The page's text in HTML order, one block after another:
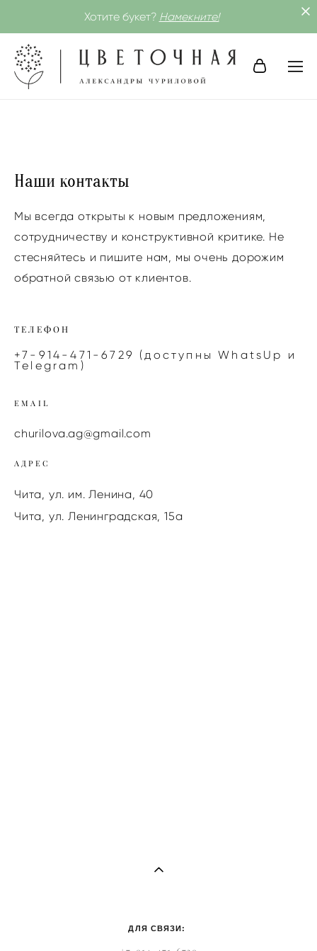
Хотите букет? Намекните!
Наши контакты
Мы всегда открыты к новым предложениям,
сотрудничеству и конструктивной критике. Не
стесняйтесь и пишите нам, мы очень дорожим
обратной связью от клиентов.
ТЕЛЕФОН
+7-914-471-6729 (доступны WhatsUp и
Telegram)
EMAIL
churilova.ag@gmail.com
АДРЕС
Чита, ул. им. Ленина, 40
Чита, ул. Ленинградская, 15а
ДЛЯ СВЯЗИ: